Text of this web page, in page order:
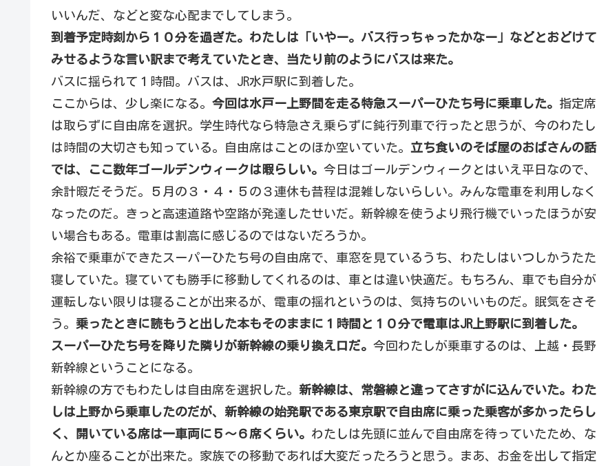
いいんだ、などと変な心配までしてしまう。
到着予定時刻から１０分を過ぎた。わたしは「いやー。バス行っちゃったかなー」などとおどけて
みせるような言い訳まで考えていたとき、当たり前のようにバスは来た。
バスに揺られて１時間。バスは、JR水戸駅に到着した。
ここからは、少し楽になる。 今回は水戸ー上野間を走る特急スーパーひたち号に乗車した。 指定席
は取らずに自由席を選択。学生時代なら特急さえ乗らずに鈍行列車で行ったと思うが、今のわたし
は時間の大切さも知っている。自由席はことのほか空いていた。 立ち食いのそば屋のおばさんの話
では、ここ数年ゴールデンウィークは暇らしい。 今日はゴールデンウィークとはいえ平日なので、
余計暇だそうだ。５月の３・４・５の３連休も昔程は混雑しないらしい。みんな電車を利用しなく
なったのだ。きっと高速道路や空路が発達したせいだ。新幹線を使うより飛行機でいったほうが安
い場合もある。電車は割高に感じるのではないだろうか。
余裕で乗車ができたスーパーひたち号の自由席で、車窓を見ているうち、わたしはいつしかうたた
寝していた。寝ていても勝手に移動してくれるのは、車とは違い快適だ。もちろん、車でも自分が
運転しない限りは寝ることが出来るが、電車の揺れというのは、気持ちのいいものだ。眠気をさそ
う。 乗ったときに読もうと出した本もそのままに１時間と１０分で電車はJR上野駅に到着した。
スーパーひたち号を降りた隣りが新幹線の乗り換え口だ。 今回わたしが乗車するのは、上越・長野
新幹線ということになる。
新幹線の方でもわたしは自由席を選択した。 新幹線は、常磐線と違ってさすがに込んでいた。わた
しは上野から乗車したのだが、新幹線の始発駅である東京駅で自由席に乗った乗客が多かったらし
く、開いている席は一車両に５〜６席くらい。 わたしは先頭に並んで自由席を待っていたため、な
んとか座ることが出来た。家族での移動であれば大変だったろうと思う。まあ、お金を出して指定